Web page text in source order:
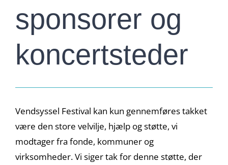
sponsorer og
koncertsteder
Vendsyssel Festival kan kun gennemføres takket
være den store velvilje, hjælp og støtte, vi
modtager fra fonde, kommuner og
virksomheder. Vi siger tak for denne støtte, der